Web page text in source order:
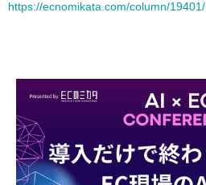
https://ecnomikata.com/column/19401/